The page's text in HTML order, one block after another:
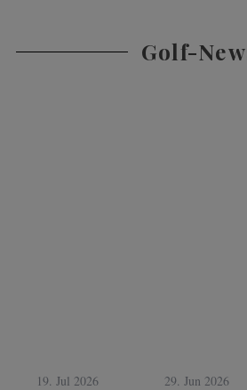
Golf-
19. Jul 2026 29. Jun 2026